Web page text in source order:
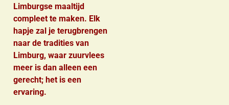
Limburgse maaltijd
compleet te maken. Elk
hapje zal je terugbrengen
naar de tradities van
Limburg, waar zuurvlees
meer is dan alleen een
gerecht; het is een
ervaring.